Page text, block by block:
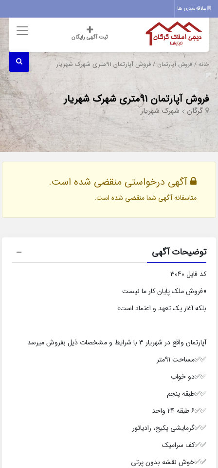
علاقه‌مندی ها
ثبت آگهی رایگان
خانه /فروش آپارتمان / فروش آپارتمان 91متری شهرک شهریار
فروش آپارتمان 91متری شهرک شهریار
گرگان شهرک شهریار
آگهی درخواستی منقضی شده است.
متاسفانه آگهی شما منقضی شده است.
توضیحات آگهی
کد فایل 3040
«فروش ملک پایان کار ما نیست
بلکه آغاز یک تعهد و اعتماد است»
آپارتمان واقع در شهریار 3 با شرایط و مشخصات ذیل بفروش میرسد
✅✅مساحت 91متر
✅✅دو خواب
✅✅طبقه پنجم
✅✅6 طبقه 24 واحد
✅✅گرمایشی پکیج، رادیاتور
✅✅کف سرامیک
✅✅خوش نقشه بدون پرتی